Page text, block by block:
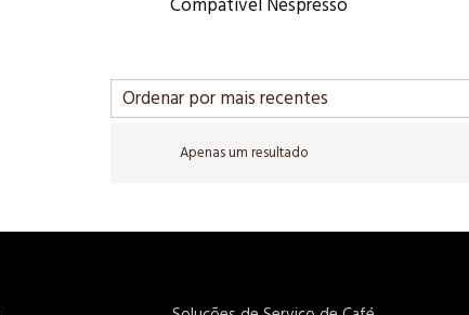
Compatível Nespresso
Apenas um resultado